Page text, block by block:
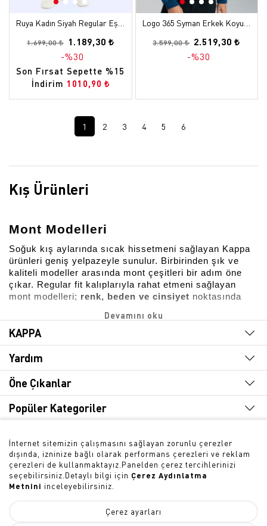
1.699,00 ₺
1.189,30 ₺
-%30
Son Fırsat Sepette %15
İndirim 1010,90 ₺
3.599,00 ₺ 2.519,30 ₺
-%30
1 2 3 4 5 6
Kış Ürünleri
Mont Modelleri
Soğuk kış aylarında sıcak hissetmeni sağlayan Kappa
ürünleri geniş yelpazeyle sunulur. Birbirinden şık ve
kaliteli modeller arasında mont çeşitleri bir adım öne
çıkar. Regular fit kalıplarıyla rahat etmeni sağlayan
mont modelleri; renk, beden ve cinsiyet noktasında
popüler olan bu parçaların beyaz, gri, kahverengi ve
kırmızı gibi farklı renk alternatiflerine Kappa
koleksiyonundan ulaşabilirsin. Ayrıca mavi, siyah, yeşil
kaban modelleri de sezonun favorileri arasında yer alır.
Erkek, unisex ve kadın mont modelleri, sade ve modern
stilleriyle fark yaratır. Stilini güçlendiren mont ve kaban
seçeneklerini ister spor yaparken ister günlük hayatta
konfor için tercih edebilirsin.
Şişme Montlar
Kappa kışlık ürünler koleksiyonunda soğuk havalara
meydan okumanı sağlayan şişme mont çeşitleri ilgi
çeker. Su geçirmez özelliğe sahip olan kışlık mont
modelleri yağmurlu, karlı ve rüzgârlı havalarda bile
modelleri,
KAPPA
Yardım
Öne Çıkanlar
Popüler Kategoriler
Bültene Abone Olun
İnternet sitemizin çalışmasını sağlayan zorunlu çerezler
dışında, izninize bağlı olarak performans çerezleri ve reklam
çerezleri de kullanmaktayız.Panelden çerez tercihlerinizi
seçebilirsiniz.Detaylı bilgi için Çerez Aydınlatma
Metnini inceleyebilirsiniz.
Çerez ayarları